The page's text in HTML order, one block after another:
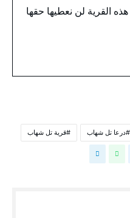
القرية لن نعطيها حقها
درعا تل شهاب قرية تل شهاب